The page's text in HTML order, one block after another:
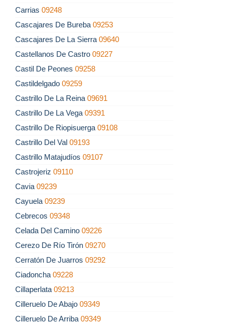
Carrias 09248
Cascajares De Bureba 09253
Cascajares De La Sierra 09640
Castellanos De Castro 09227
Castil De Peones 09258
Castildelgado 09259
Castrillo De La Reina 09691
Castrillo De La Vega 09391
Castrillo De Riopisuerga 09108
Castrillo Del Val 09193
Castrillo Matajudíos 09107
Castrojeriz 09110
Cavia 09239
Cayuela 09239
Cebrecos 09348
Celada Del Camino 09226
Cerezo De Río Tirón 09270
Cerratón De Juarros 09292
Ciadoncha 09228
Cillaperlata 09213
Cilleruelo De Abajo 09349
Cilleruelo De Arriba 09349